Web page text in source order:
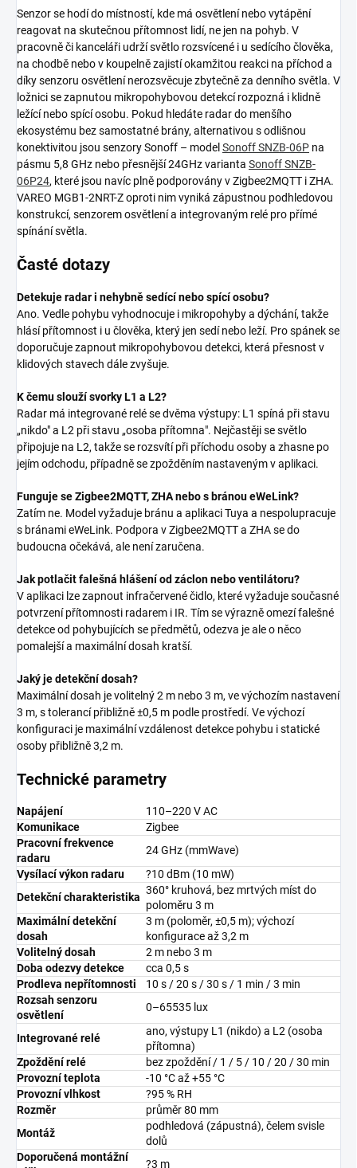
Senzor se hodí do místností, kde má osvětlení nebo vytápění
reagovat na skutečnou přítomnost lidí, ne jen na pohyb. V
pracovně či kanceláři udrží světlo rozsvícené i u sedícího člověka,
na chodbě nebo v koupelně zajistí okamžitou reakci na příchod a
díky senzoru osvětlení nerozsvěcuje zbytečně za denního světla. V
ložnici se zapnutou mikropohybovou detekcí rozpozná i klidně
ležící nebo spící osobu. Pokud hledáte radar do menšího
ekosystému bez samostatné brány, alternativou s odlišnou
konektivitou jsou senzory Sonoff – model Sonoff SNZB-06P na
pásmu 5,8 GHz nebo přesnější 24GHz varianta Sonoff SNZB-
06P24, které jsou navíc plně podporovány v Zigbee2MQTT i ZHA.
VAREO MGB1-2NRT-Z oproti nim vyniká zápustnou podhledovou
konstrukcí, senzorem osvětlení a integrovaným relé pro přímé
spínání světla.
Časté dotazy
Detekuje radar i nehybně sedící nebo spící osobu?
Ano. Vedle pohybu vyhodnocuje i mikropohyby a dýchání, takže
hlásí přítomnost i u člověka, který jen sedí nebo leží. Pro spánek se
doporučuje zapnout mikropohybovou detekci, která přesnost v
klidových stavech dále zvyšuje.
K čemu slouží svorky L1 a L2?
Radar má integrované relé se dvěma výstupy: L1 spíná při stavu
„nikdo" a L2 při stavu „osoba přítomna". Nejčastěji se světlo
připojuje na L2, takže se rozsvítí při příchodu osoby a zhasne po
jejím odchodu, případně se zpožděním nastaveným v aplikaci.
Funguje se Zigbee2MQTT, ZHA nebo s bránou eWeLink?
Zatím ne. Model vyžaduje bránu a aplikaci Tuya a nespolupracuje
s bránami eWeLink. Podpora v Zigbee2MQTT a ZHA se do
budoucna očekává, ale není zaručena.
Jak potlačit falešná hlášení od záclon nebo ventilátoru?
V aplikaci lze zapnout infračervené čidlo, které vyžaduje současné
potvrzení přítomnosti radarem i IR. Tím se výrazně omezí falešné
detekce od pohybujících se předmětů, odezva je ale o něco
pomalejší a maximální dosah kratší.
Jaký je detekční dosah?
Maximální dosah je volitelný 2 m nebo 3 m, ve výchozím nastavení
3 m, s tolerancí přibližně ±0,5 m podle prostředí. Ve výchozí
konfiguraci je maximální vzdálenost detekce pohybu i statické
osoby přibližně 3,2 m.
Technické parametry
Napájení
110–220 V AC
Komunikace
Zigbee
Pracovní frekvence
radaru
24 GHz (mmWave)
Vysílací výkon radaru
?10 dBm (10 mW)
Detekční charakteristika
360° kruhová, bez mrtvých míst do
poloměru 3 m
Maximální detekční
dosah
3 m (poloměr, ±0,5 m); výchozí
konfigurace až 3,2 m
Volitelný dosah
2 m nebo 3 m
Doba odezvy detekce
cca 0,5 s
Prodleva nepřítomnosti
10 s / 20 s / 30 s / 1 min / 3 min
Rozsah senzoru
osvětlení
0–65535 lux
Integrované relé
ano, výstupy L1 (nikdo) a L2 (osoba
přítomna)
Zpoždění relé
bez zpoždění / 1 / 5 / 10 / 20 / 30 min
Provozní teplota
-10 °C až +55 °C
Provozní vlhkost
?95 % RH
Rozměr
průměr 80 mm
Montáž
podhledová (zápustná), čelem svisle
dolů
Doporučená montážní
?3 m